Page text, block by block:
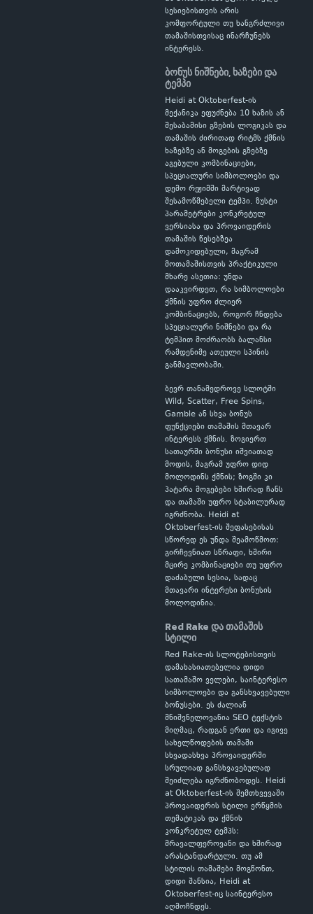
სესიებისთვის არის
კომფორტული თუ ხანგრძლივი
თამაშისთვისაც ინარჩუნებს
ინტერესს.
ბონუს ნიშნები, ხაზები და
ტემპი
Heidi at Oktoberfest-ის
მექანიკა ეფუძნება 10 ხაზის ან
შესაბამისი გზების ლოგიკას და
თამაშის ძირითად რიტმს ქმნის
ხაზებზე ან მოგების გზებზე
აგებული კომბინაციები,
სპეციალური სიმბოლოები და
დემო რეჟიმში მარტივად
შესამოწმებელი ტემპი. ზუსტი
პარამეტრები კონკრეტულ
ვერსიასა და პროვაიდერის
თამაშის წესებზეა
დამოკიდებული, მაგრამ
მოთამაშისთვის პრაქტიკული
მხარე ასეთია: უნდა
დააკვირდეთ, რა სიმბოლოები
ქმნის უფრო ძლიერ
კომბინაციებს, როგორ ჩნდება
სპეციალური ნიშნები და რა
ტემპით მოძრაობს ბალანსი
რამდენიმე ათეული სპინის
განმავლობაში.
ბევრ თანამედროვე სლოტში
Wild, Scatter, Free Spins,
Gamble ან სხვა ბონუს
ფუნქციები თამაშის მთავარ
ინტერესს ქმნის. ზოგიერთ
სათაურში ბონუსი იშვიათად
მოდის, მაგრამ უფრო დიდ
მოლოდინს ქმნის; ზოგში კი
პატარა მოგებები ხშირად ჩანს
და თამაში უფრო სტაბილურად
იგრძნობა. Heidi at
Oktoberfest-ის შეფასებისას
სწორედ ეს უნდა შეამოწმოთ:
გირჩევნიათ სწრაფი, ხშირი
მცირე კომბინაციები თუ უფრო
დაძაბული სესია, სადაც
მთავარი ინტერესი ბონუსის
მოლოდინია.
Red Rake და თამაშის
სტილი
Red Rake-ის სლოტებისთვის
დამახასიათებელია დიდი
სათამაშო ველები, საინტერესო
სიმბოლოები და განსხვავებული
ბონუსები. ეს ძალიან
მნიშვნელოვანია SEO ტექსტის
მიღმაც, რადგან ერთი და იგივე
სახელწოდების თამაში
სხვადასხვა პროვაიდერში
სრულიად განსხვავებულად
შეიძლება იგრძნობოდეს. Heidi
at Oktoberfest-ის შემთხვევაში
პროვაიდერის სტილი ერწყმის
თემატიკას და ქმნის
კონკრეტულ ტემპს:
მრავალფეროვანი და ხშირად
არასტანდარტული. თუ ამ
სტილის თამაშები მოგწონთ,
დიდი შანსია, Heidi at
Oktoberfest-იც საინტერესო
აღმოჩნდეს.